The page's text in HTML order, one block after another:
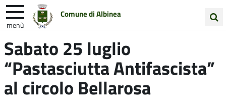
Comune di Albinea
menù
nel
sito
Entra in Comune
Unione Colline Matildiche
Sabato 25 luglio
“Pastasciutta Antifascista”
al circolo Bellarosa